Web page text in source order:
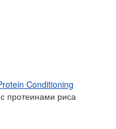
Conditioning
протеинами риса